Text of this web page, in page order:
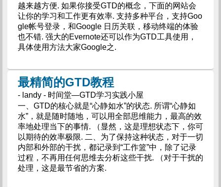
越来越方便. 如果你接受GTD的概念，下面的网站会
让你的学习和工作更有效率. 支持多种平台，支持Goo
gle帐号登录，和Google 日历关联，移动终端的体验
也不错. 强大的Evernote还可以作为GTD工具使用，
具体使用方法大家Google之.
最精简的GTD教程
- landy - 时间堂—GTD学习实践小屋
一、GTD的核心就是“心静如水”的状态. 所谓“心静如
水”，就是随时随地，可以用全部思维能力，最高的效
率地处理当下的事情. （显然，这是理想状态下，你可
以期待的效率极限. 二、为了保持这种状态，对于一切
内部和外部的干扰，都记录到“工作篮”中，除了记录
过程，不再用任何思维去分析这些干扰. （对于干扰的
处理，这是最节省的方案.